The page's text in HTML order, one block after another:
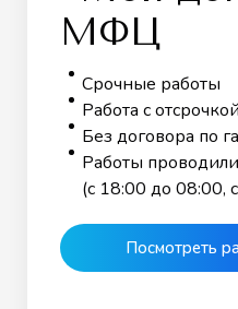
МФЦ
Срочные работы
Работа с
Без договора по
Работы
(с 18:00 до 08:00,
Посмотреть